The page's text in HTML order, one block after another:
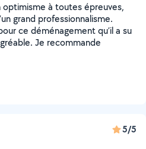
optimisme à toutes épreuves,
grand professionnalisme.
ce déménagement qu’il a su
Je recommande
5/5